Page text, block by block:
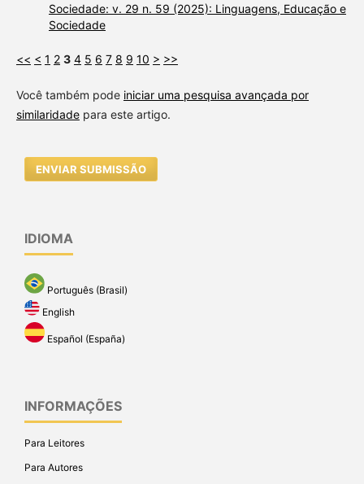
Sociedade: v. 29 n. 59 (2025): Linguagens, Educação e
Sociedade
<< < 1 2 3 4 5 6 7 8 9 10 > >>
Você também pode iniciar uma pesquisa avançada por
similaridadepara este artigo.
ENVIAR SUBMISSÃO
IDIOMA
Português (Brasil)
English
Español (España)
INFORMAÇÕES
Para Leitores
Para Autores